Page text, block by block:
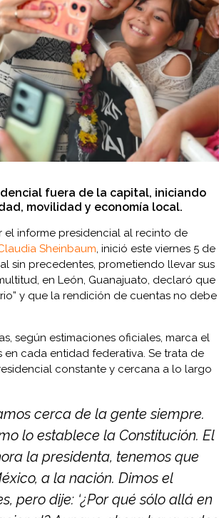
fuera de la capital, iniciando
movilidad y economía local.
informe presidencial al recinto de
Sheinbaum, inició este viernes 5 de
sin precedentes, prometiendo llevar sus
en León, Guanajuato, declaró que
y que la rendición de cuentas no debe
según estimaciones oficiales, marca el
cada entidad federativa. Se trata de
constante y cercana a lo largo
cerca de la gente siempre.
lo establece la Constitución. El
la presidenta, tenemos que
a la nación. Dimos el
pero dije: ‘¿Por qué sólo allá en